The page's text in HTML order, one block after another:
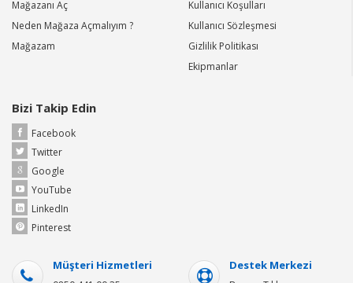
Mağazanı Aç
Neden Mağaza Açmalıyım ?
Mağazam
Kullanıcı Koşulları
Kullanıcı Sözleşmesi
Gizlilik Politikası
Ekipmanlar
Bizi Takip Edin
Facebook
Twitter
Google
YouTube
LinkedIn
Pinterest
Müşteri Hizmetleri Destek Merkezi